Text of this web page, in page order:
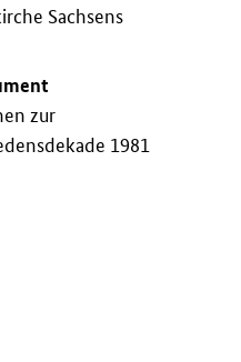
Sachsens
zur
1981